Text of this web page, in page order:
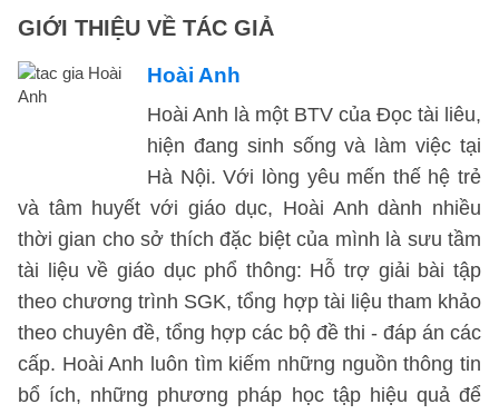
GIỚI THIỆU VỀ TÁC GIẢ
Hoài Anh
Hoài Anh là một BTV của Đọc tài liêu,
hiện đang sinh sống và làm việc tại
Hà Nội. Với lòng yêu mến thế hệ trẻ
và tâm huyết với giáo dục, Hoài Anh dành nhiều
thời gian cho sở thích đặc biệt của mình là sưu tầm
tài liệu về giáo dục phổ thông: Hỗ trợ giải bài tập
theo chương trình SGK, tổng hợp tài liệu tham khảo
theo chuyên đề, tổng hợp các bộ đề thi - đáp án các
cấp. Hoài Anh luôn tìm kiếm những nguồn thông tin
bổ ích, những phương pháp học tập hiệu quả để